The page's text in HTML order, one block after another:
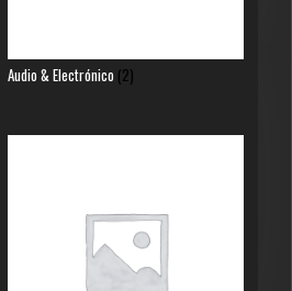
Audio & Electrónico (2)